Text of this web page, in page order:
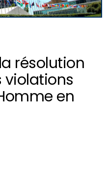
résolution
violations
en